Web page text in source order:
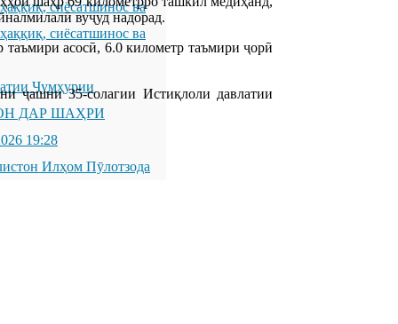
сиёсатшинос ва
сиёсатшинос ва
Ҷумҳурии
ДАР ШАҲРИ
19:28
Илҳом Пӯлотзода
вуҷуд надорад.
асосӣ, 6.0 километр таъмири ҷорӣ
ҷашни 35-солагии Истиқлоли давлатии